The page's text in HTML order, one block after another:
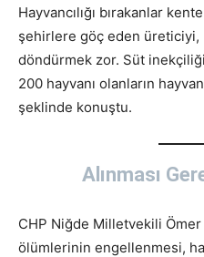
Hayvancılığı bırakanlar
şehirlere göç eden üreticiyi,
döndürmek zor. Süt
200 hayvanı olanların
şeklinde konuştu.
Alınması
CHP Niğde Milletvekili Ömer
ölümlerinin engellenmesi,